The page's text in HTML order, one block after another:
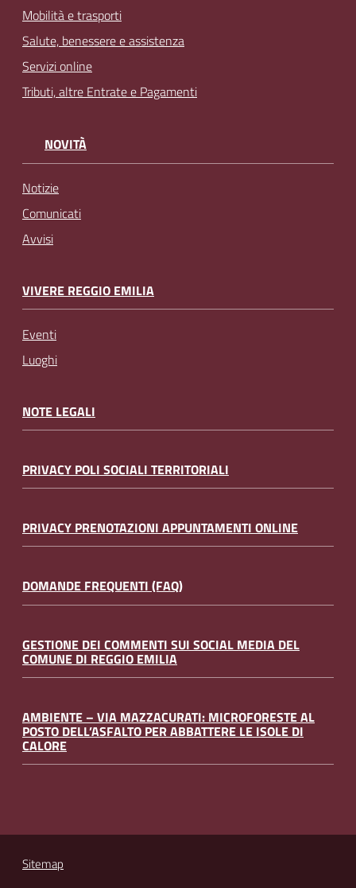
Mobilità e trasporti
Salute, benessere e assistenza
Servizi online
Tributi, altre Entrate e Pagamenti
NOVITÀ
Notizie
Comunicati
Avvisi
VIVERE REGGIO EMILIA
Eventi
Luoghi
NOTE LEGALI
PRIVACY POLI SOCIALI TERRITORIALI
PRIVACY PRENOTAZIONI APPUNTAMENTI ONLINE
DOMANDE FREQUENTI (FAQ)
GESTIONE DEI COMMENTI SUI SOCIAL MEDIA DEL
COMUNE DI REGGIO EMILIA
AMBIENTE – VIA MAZZACURATI: MICROFORESTE AL
POSTO DELL’ASFALTO PER ABBATTERE LE ISOLE DI
CALORE
Sitemap